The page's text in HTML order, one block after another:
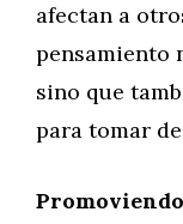
afectan a
pensamiento
sino que
para tomar